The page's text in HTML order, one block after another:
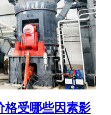
格受哪些因素影